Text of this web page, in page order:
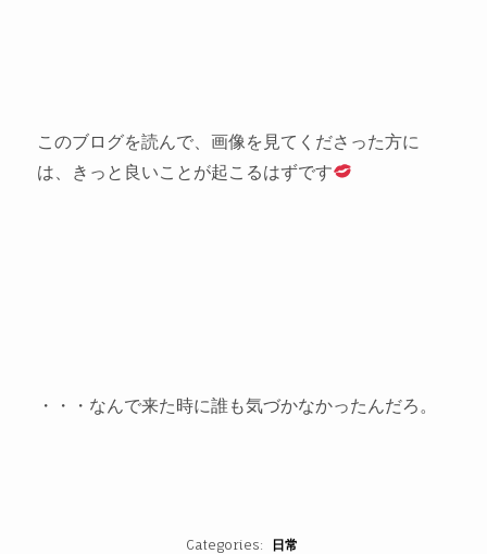
このブログを読んで、画像を見てくださった方に
は、きっと良いことが起こるはずです
・・・なんで来た時に誰も気づかなかったんだろ。
Categories 日常